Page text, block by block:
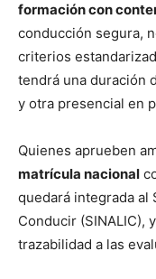
formación con
conducción segura,
criterios
tendrá una duración
y otra presencial en
Quienes aprueben
matrícula nacional
quedará integrada al
Conducir (SINALIC),
trazabilidad a las